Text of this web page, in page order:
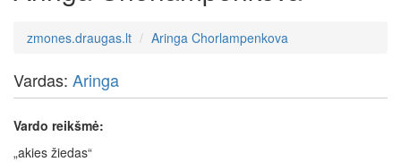
zmones.draugas.lt Aringa Chorlampenkova
Vardas: Aringa
Vardo reikšmė:
„akies žiedas“